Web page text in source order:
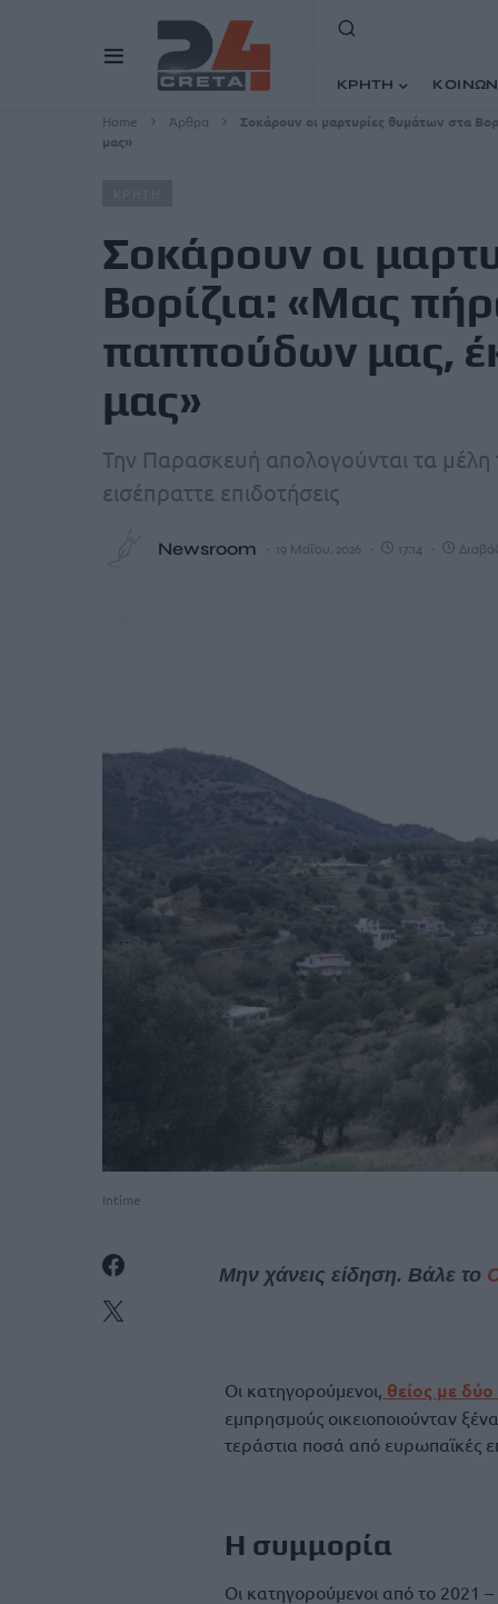
ΚΡΗΤΗ
Home Άρθρα
Σοκάρουν οι μαρτυρίες θυμάτων στα
μας»
Σοκάρουν οι
Βορίζια: «Μας
παππούδων μας,
μας»
Την Παρασκευή απολογούνται τα μέλη
εισέπραττε επιδοτήσεις
Newsroom 19 Μαΐου, 2026 17:14
Intime
Μην χάνεις είδηση. Βάλε το
Οι κατηγορούμενοι, θείος με
εμπρησμούς οικειοποιούνταν
τεράστια ποσά από ευρωπαϊκές
Η συμμορία
Οι κατηγορούμενοι από το 2021